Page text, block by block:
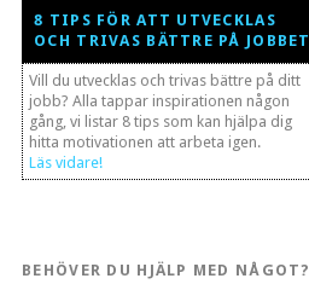
8 TIPS FÖR ATT UTVECKLAS
OCH TRIVAS BÄTTRE PÅ JOBBET
Vill du utvecklas och trivas bättre på ditt
jobb? Alla tappar inspirationen någon
gång, vi listar 8 tips som kan hjälpa dig
hitta motivationen att arbeta igen.
Läs vidare!
BEHÖVER DU HJÄLP MED NÅGOT?